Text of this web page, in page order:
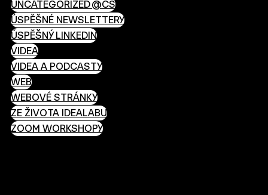
UNCATEGORIZED @CS
ÚSPĚŠNÉ NEWSLETTERY
ÚSPĚŠNÝ LINKEDIN
VIDEA
VIDEA A PODCASTY
WEB
WEBOVÉ STRÁNKY
ZE ŽIVOTA IDEALABU
ZOOM WORKSHOPY